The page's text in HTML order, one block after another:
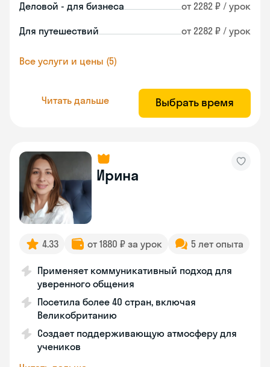
Деловой - для бизнеса от 2282 ₽ / урок
Для путешествий от 2282 ₽ / урок
Все услуги и цены (5)
Читать дальше Выбрать время
Ирина
4.33 от 1880 ₽ за урок 5 лет опыта
Применяет коммуникативный подход для
уверенного общения
Посетила более 40 стран, включая
Великобританию
Создает поддерживающую атмосферу для
учеников